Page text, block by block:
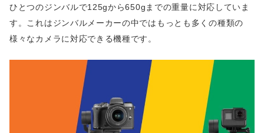
ひとつのジンバルで125gから650gまでの重量に対応していま
す。これはジンバルメーカーの中ではもっとも多くの種類の
様々なカメラに対応できる機種です。